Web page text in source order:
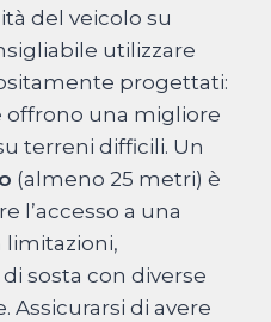
del veicolo su
utilizzare
progettati:
offrono una migliore
terreni difficili. Un
(almeno 25 metri) è
l’accesso a una
limitazioni,
sosta con diverse
Assicurarsi di avere